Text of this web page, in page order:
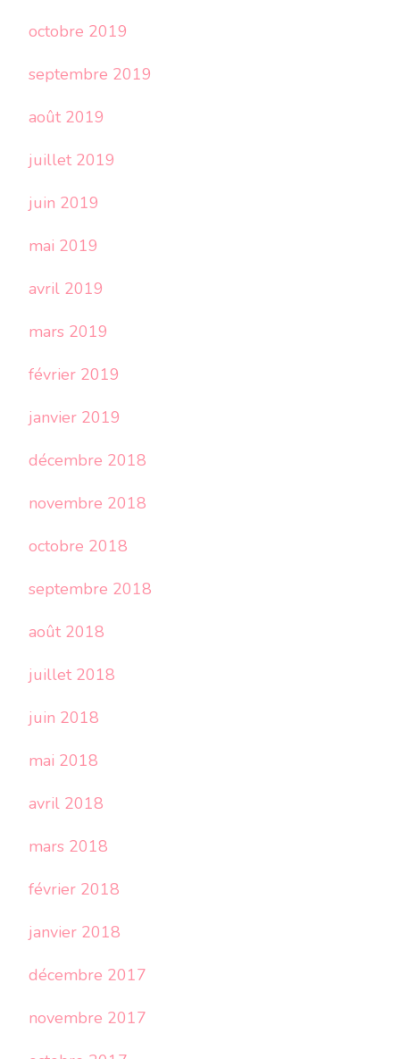
octobre 2019
septembre 2019
août 2019
juillet 2019
juin 2019
mai 2019
avril 2019
mars 2019
février 2019
janvier 2019
décembre 2018
novembre 2018
octobre 2018
septembre 2018
août 2018
juillet 2018
juin 2018
mai 2018
avril 2018
mars 2018
février 2018
janvier 2018
décembre 2017
novembre 2017